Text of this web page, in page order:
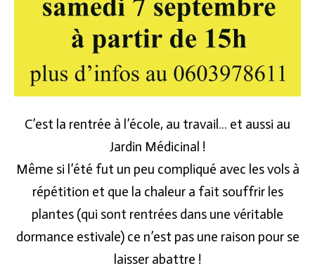
C’est la rentrée à l’école, au travail… et aussi au
Jardin Médicinal !
Même si l’été fut un peu compliqué avec les vols à
répétition et que la chaleur a fait souffrir les
plantes (qui sont rentrées dans une véritable
dormance estivale) ce n’est pas une raison pour se
laisser abattre !